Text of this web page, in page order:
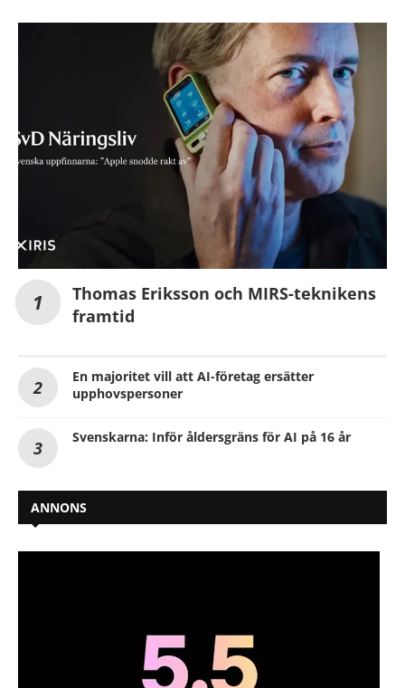
Thomas Eriksson och MIRS-teknikens
framtid
En majoritet vill att AI-företag ersätter
upphovspersoner
Svenskarna: Inför åldersgräns för AI på 16 år
ANNONS